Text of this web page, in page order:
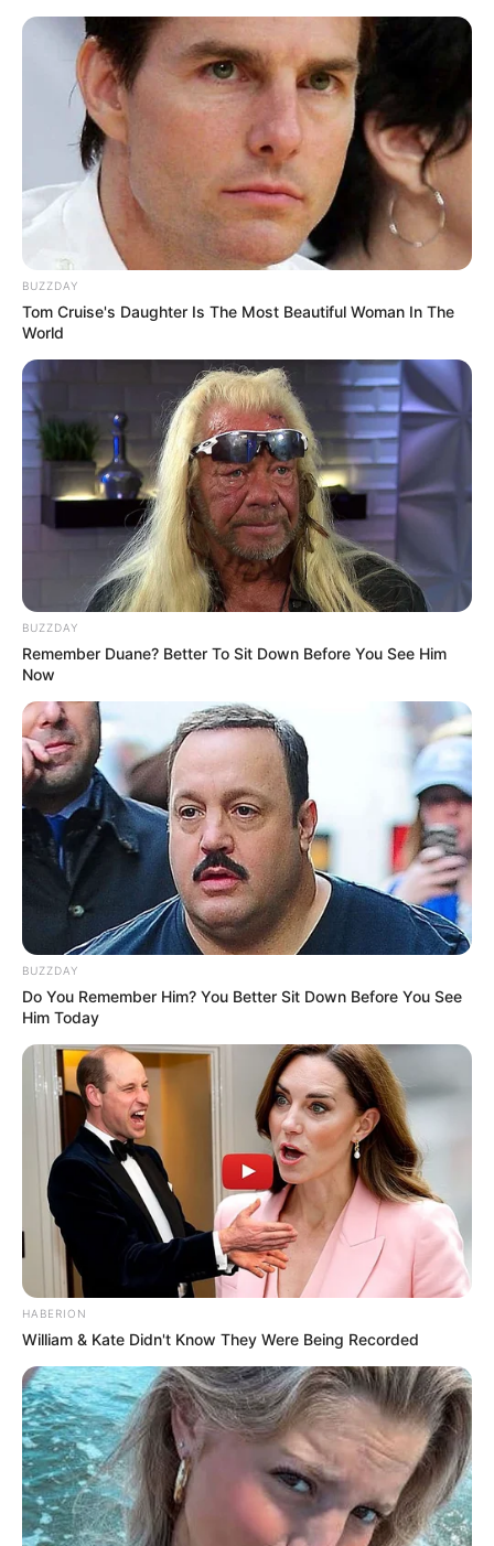
Centro de Paraguaçu será
interditado nesta quarta-feira
para montagem de tapete de
Corpus Christi
O prefeito Antian Sasada, o vereador Fábio Santos, o
presidente da Associação Comercial, Edson Caetano, e o
pároco Frei Vanderlei uniram esforços para garantir que o
evento seja bem organizado.
Fonte: Da Redação
PROCISSÃO 18/06/2025 Foto: reprodução
BUZZDAY
Tom Cruise's Daughter Is The Most Beautiful Woman In The
World
BUZZDAY
Remember Duane? Better To Sit Down Before You See Him
Now
BUZZDAY
Do You Remember Him? You Better Sit Down Before You See
Him Today
HABERION
William & Kate Didn't Know They Were Being Recorded